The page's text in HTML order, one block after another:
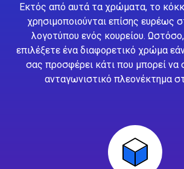
Εκτός από αυτά τα χρώματα, το
χρησιμοποιούνται επίσης ευρέως
λογοτύπου ενός κουρείου.
επιλέξετε ένα διαφορετικό χρώμα
σας προσφέρει κάτι που μπορεί να
ανταγωνιστικό πλεονέκτημα